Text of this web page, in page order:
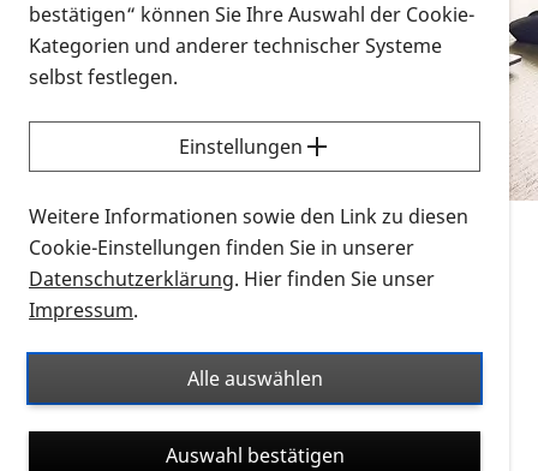
Alle Infomaterialien in verschiedenen
Formaten an einem Ort
Sie möchten wissen, wie Sie nach Infonmaterial
suchen und dieses bestellen bzw. herunterladen
können? Schauen Sie sich dieErklärvideos zum
Thema Infomaterial auf der PRO RETINA-Website
für blinde und sehbehinderte Menschen an.
Auf dieser Seite finden Sie sämtliches Infomaterial
Ort. Nutzen Sie den Formatfilter, um ausschließlich
nach Flyern und Broschüren, Audios oder Videos zu
suchen. Die meisten Flyer und Broschüren werden in
verschiedenen Formaten angeboten: zur
bestätigen“ können Sie Ihre Auswahl der Cookie-
Kategorien und anderer technischer Systeme
selbst festlegen.
Einstellungen
Weitere Informationen sowie den Link zu diesen
Cookie-Einstellungen finden Sie in unserer
Datenschutzerklärung. Hier finden Sie unser
Impressum.
Alle auswählen
Auswahl bestätigen